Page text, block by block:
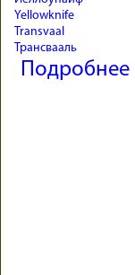
Yellowknife
Transvaal
Трансвааль
Подробнее